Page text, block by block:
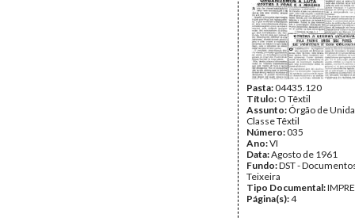
Pasta:04435.120
Título: O Têxtil
Assunto: Órgão de
Classe Têxtil
Número:035
Ano:VI
Data:Agosto de 1961
Fundo:DST -
Teixeira
Tipo Documental:
Página(s):4